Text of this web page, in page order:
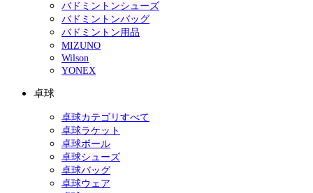
バドミントンシューズ
バドミントンバッグ
バドミントン用品
MIZUNO
Wilson
YONEX
卓球
卓球カテゴリすべて
卓球ラケット
卓球ボール
卓球シューズ
卓球バッグ
卓球ウェア